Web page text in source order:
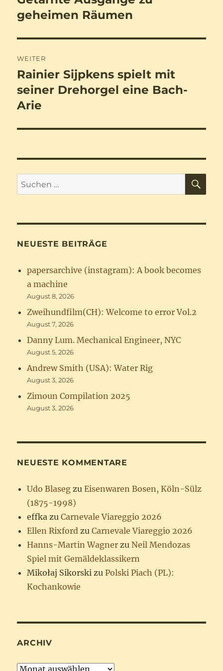
Beitrag:
geheimen Räumen
WEITER
Nächster
Beitrag:
Rainier Sijpkens spielt mit
seiner Drehorgel eine Bach-
Arie
Suchen
nach:
NEUESTE BEITRÄGE
papersarchive (instagram): A book becomes
a machine
August 8, 2026
Zweihundfilm(CH): Welcome to error Vol.2
August 7, 2026
Danny Lum. Mechanical Engineer, NYC
August 5, 2026
Andrew Smith (USA): Water Rig
August 3, 2026
Zimoun Compilation 2025
August 3, 2026
NEUESTE KOMMENTARE
Udo Blaseg zuEisenwaren Bosen, Köln-Sülz
(1875-1998)
effka zuCarnevale Viareggio 2026
Ellen Rixford zuCarnevale Viareggio 2026
Hanns-Martin Wagner zuNeil Mendozas
Spiel mit Gemäldeklassikern
Mikołaj Sikorski zuPolski Piach (PL):
Kochankowie
ARCHIV
Archiv